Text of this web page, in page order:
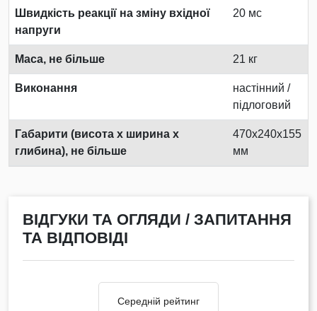
Швидкість реакції на зміну вхідної
напруги
20 мс
Маса, не більше 21 кг
Виконання
настінний /
підлоговий
Габарити (висота х ширина х
глибина), не більше
470x240x155
мм
ВІДГУКИ ТА ОГЛЯДИ / ЗАПИТАННЯ
ТА ВІДПОВІДІ
Середній рейтинг